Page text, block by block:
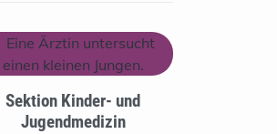
Sektion Kinder- und
Jugendmedizin